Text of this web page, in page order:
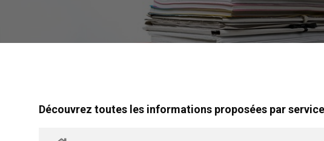
Découvrez toutes les informations proposées par